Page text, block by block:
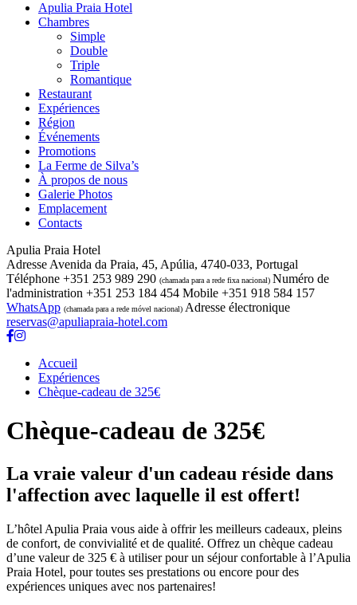
Apulia Praia Hotel
Chambres
Simple
Double
Triple
Romantique
Restaurant
Expériences
Région
Événements
Promotions
La Ferme de Silva’s
À propos de nous
Galerie Photos
Emplacement
Contacts
Apulia Praia Hotel
Adresse Avenida da Praia, 45, Apúlia, 4740-033, Portugal
Téléphone +351 253 989 290 (chamada para a rede fixa nacional) Numéro de
l'administration +351 253 184 454 Mobile +351 918 584 157
WhatsApp (chamada para a rede móvel nacional) Adresse électronique
reservas@apuliapraia-hotel.com
Accueil
Expériences
Chèque-cadeau de 325€
Chèque-cadeau de 325€
La vraie valeur d'un cadeau réside dans
l'affection avec laquelle il est offert!
L’hôtel Apulia Praia vous aide à offrir les meilleurs cadeaux, pleins
de confort, de convivialité et de qualité. Offrez un chèque cadeau
d’une valeur de 325 € à utiliser pour un séjour confortable à l’Apulia
Praia Hotel, pour toutes ses prestations ou encore pour des
expériences uniques avec nos partenaires!